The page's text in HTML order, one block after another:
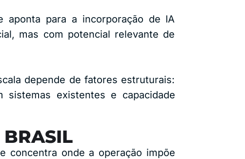
aponta para a incorporação de IA
mas com potencial relevante de
depende de fatores estruturais:
sistemas existentes e capacidade
concentra onde a operação impõe